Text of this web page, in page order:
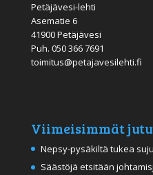
Petäjävesi-lehti
Asematie 6
41900 Petäjävesi
Puh. 050 366 7691
toimitus@petajavesilehti.fi
Viimeisimmät
Nepsy-pysäkiltä tukea
Säästöjä etsitään